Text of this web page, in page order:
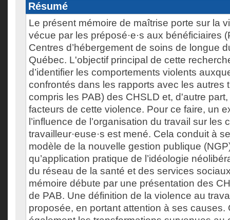
Résumé
Le présent mémoire de maîtrise porte sur la
vécue par les préposé·e·s aux bénéficiaires
Centres d’hébergement de soins de longue
Québec. L'objectif principal de cette
d’identifier les comportements violents
confrontés dans les rapports avec les autres
compris les PAB) des CHSLD et, d'autre
facteurs de cette violence. Pour ce faire, un
l’influence de l’organisation du travail sur les
travailleur·euse·s est mené. Cela conduit à
modèle de la nouvelle gestion publique
qu’application pratique de l’idéologie
du réseau de la santé et des services
mémoire débute par une présentation des
de PAB. Une définition de la violence au
proposée, en portant attention à ses causes.